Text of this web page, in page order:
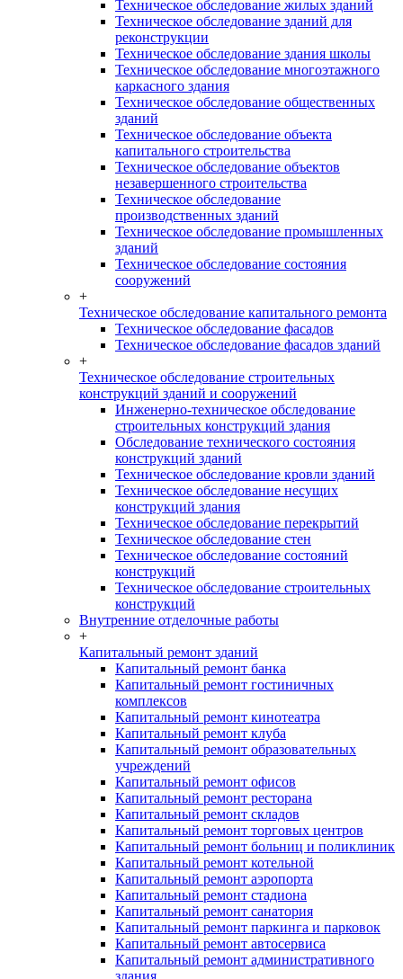
Техническое обследование жилых зданий
Техническое обследование зданий для
реконструкции
Техническое обследование здания школы
Техническое обследование многоэтажного
каркасного здания
Техническое обследование общественных
зданий
Техническое обследование объекта
капитального строительства
Техническое обследование объектов
незавершенного строительства
Техническое обследование
производственных зданий
Техническое обследование промышленных
зданий
Техническое обследование состояния
сооружений
+
Техническое обследование капитального ремонта
Техническое обследование фасадов
Техническое обследование фасадов зданий
+
Техническое обследование строительных
конструкций зданий и сооружений
Инженерно-техническое обследование
строительных конструкций здания
Обследование технического состояния
конструкций зданий
Техническое обследование кровли зданий
Техническое обследование несущих
конструкций здания
Техническое обследование перекрытий
Техническое обследование стен
Техническое обследование состояний
конструкций
Техническое обследование строительных
конструкций
Внутренние отделочные работы
+
Капитальный ремонт зданий
Капитальный ремонт банка
Капитальный ремонт гостиничных
комплексов
Капитальный ремонт кинотеатра
Капитальный ремонт клуба
Капитальный ремонт образовательных
учреждений
Капитальный ремонт офисов
Капитальный ремонт ресторана
Капитальный ремонт складов
Капитальный ремонт торговых центров
Капитальный ремонт больниц и поликлиник
Капитальный ремонт котельной
Капитальный ремонт аэропорта
Капитальный ремонт стадиона
Капитальный ремонт санатория
Капитальный ремонт паркинга и парковок
Капитальный ремонт автосервиса
Капитальный ремонт административного
здания